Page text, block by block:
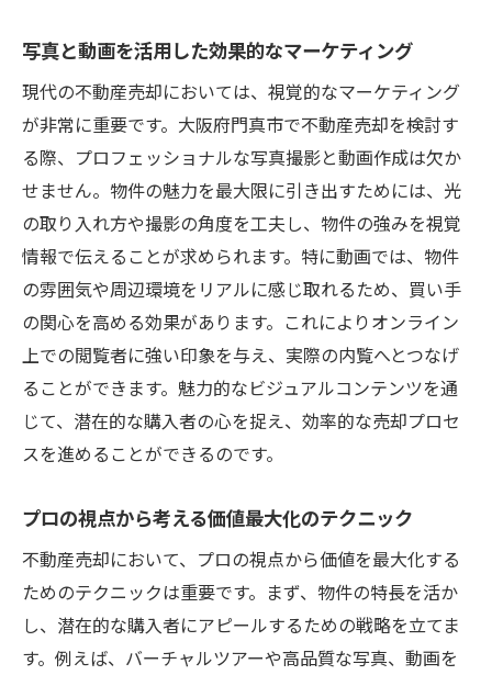
写真と動画を活用した効果的なマーケティング
現代の不動産売却においては、視覚的なマーケティング
が非常に重要です。大阪府門真市で不動産売却を検討す
る際、プロフェッショナルな写真撮影と動画作成は欠か
せません。物件の魅力を最大限に引き出すためには、光
の取り入れ方や撮影の角度を工夫し、物件の強みを視覚
情報で伝えることが求められます。特に動画では、物件
の雰囲気や周辺環境をリアルに感じ取れるため、買い手
の関心を高める効果があります。これによりオンライン
上での閲覧者に強い印象を与え、実際の内覧へとつなげ
ることができます。魅力的なビジュアルコンテンツを通
じて、潜在的な購入者の心を捉え、効率的な売却プロセ
スを進めることができるのです。
プロの視点から考える価値最大化のテクニック
不動産売却において、プロの視点から価値を最大化する
ためのテクニックは重要です。まず、物件の特長を活か
し、潜在的な購入者にアピールするための戦略を立てま
す。例えば、バーチャルツアーや高品質な写真、動画を